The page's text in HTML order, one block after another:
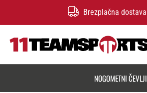
Brezplačna dostava
NOGOMETNI ČEVLJI